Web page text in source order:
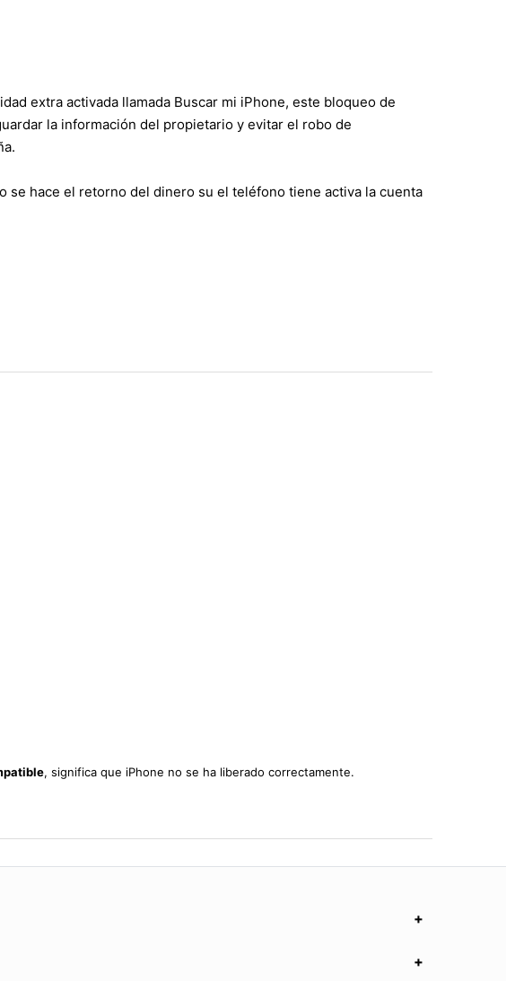
extra activada llamada Buscar mi iPhone, este bloqueo de
la información del propietario y evitar el robo de
se hace el retorno del dinero su el teléfono tiene activa la cuenta
, significa que iPhone no se ha liberado correctamente.